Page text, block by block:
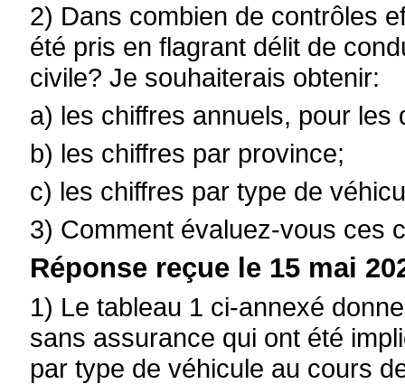
2) Dans combien de contrôles
été pris en flagrant délit de
civile? Je souhaiterais obtenir:
a) les chiffres annuels, pour les
b) les chiffres par province;
c) les chiffres par type de
3) Comment évaluez-vous ces
Réponse reçue le 15 mai
1) Le tableau 1 ci-annexé
sans assurance qui ont été
par type de véhicule au cours